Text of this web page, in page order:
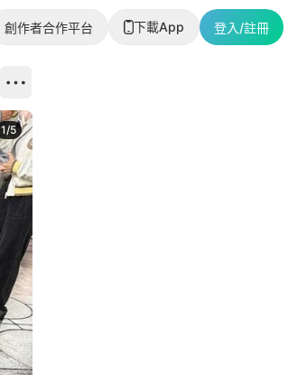
創作者合作平台 下載App 登入/註冊
1/5